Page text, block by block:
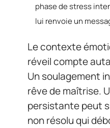
phase de stress
lui renvoie un
Le contexte
réveil compte
Un soulagement
rêve de maîtrise.
persistante peut
non résolu qui